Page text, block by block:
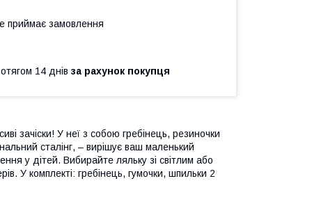
приймає замовлення
14 днів за рахунок покупця
зачіски! У неї з собою гребінець, резиночки
сталінг, – вирішує ваш маленький
у дітей. Вибирайте ляльку зі світлим або
У комплекті: гребінець, гумочки, шпильки 2